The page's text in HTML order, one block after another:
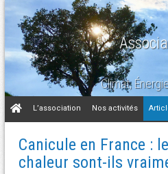
Climat,
Aller
au
L’association Nos activités
Canicule en France :
chaleur sont-ils